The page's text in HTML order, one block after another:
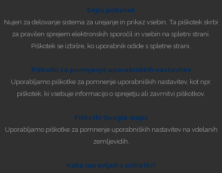
Sejni piškotek
Nujen za delovanje sistema za urejanje in prikaz vsebin. Ta piškotek skrbi
za pravilen sprejem elektronskih sporočil in vsebin na spletni strani.
Piškotek se izbišre, ko uporabnik odide s spletne strani.
Piškotki za pomnjenje uporabniških nastavitev
Uporabljamo piškotke za pomnenje uporabniških nastavitev, kot npr.
piškotek, ki vsebuje informacijo o sprejetju ali zavrnitvi piškotkov.
Piškotki Google maps
Uporabljamo piškotke za pomnenje uporabniških nastavitev na vdelanih
zemljevidih.
Kako upravljati s piškotki?